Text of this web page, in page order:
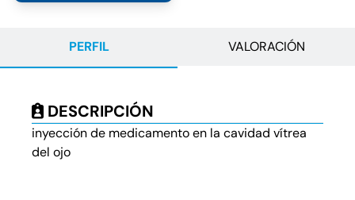
PERFIL VALORACIÓN
DESCRIPCIÓN
inyección de medicamento en la cavidad vítrea
del ojo